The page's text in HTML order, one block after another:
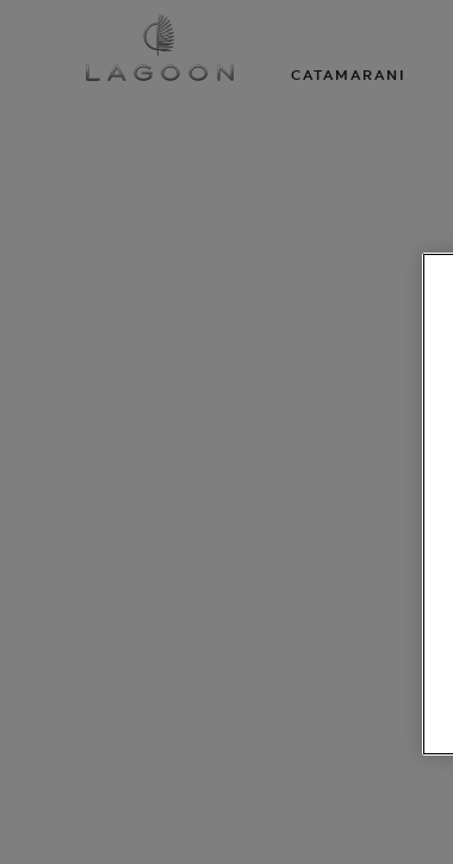
CATAMARANI